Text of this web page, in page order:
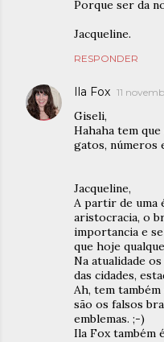
Porque ser da
Jacqueline.
RESPONDER
Ila Fox 11
Giseli,
Hahaha tem
gatos, números
Jacqueline,
A partir de uma
aristocracia, o
importancia e
que hoje
Na atualidade
das cidades,
Ah, tem
são os falsos
emblemas. ;-)
Ila Fox também